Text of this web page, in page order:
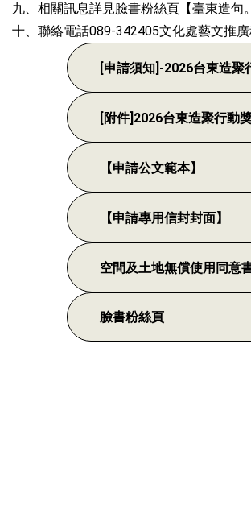
九、相關訊息詳見臉書粉絲頁【臺東造句
十、聯絡電話089-342405文化處藝文推
[申請須知]-2026台東造聚
[附件]2026台東造聚行動
【申請公文範本】
【申請專用信封封面】
空間及土地無償使用同意
臉書粉絲頁